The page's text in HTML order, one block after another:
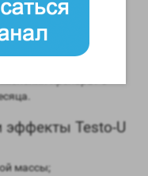
эффекты Testo-U
массы;